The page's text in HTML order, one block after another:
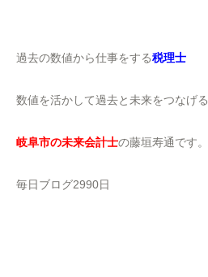
過去の数値から仕事をする税理士
数値を活かして過去と未来をつなげる
岐阜市の未来会計士の藤垣寿通です。
毎日ブログ2990日